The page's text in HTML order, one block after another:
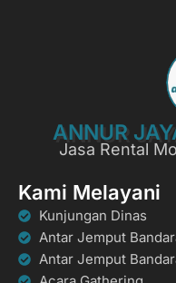
ANNUR
Jasa Rental
Kami Melayani
Kunjungan Dinas
Antar Jemput
Antar Jemput